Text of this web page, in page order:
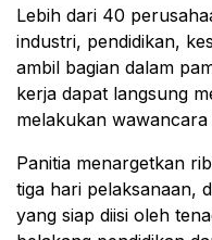
Lebih dari 40
industri, pendidikan,
ambil bagian dalam
kerja dapat langsung
melakukan wawancara
Panitia menargetkan
tiga hari pelaksanaan,
yang siap diisi oleh